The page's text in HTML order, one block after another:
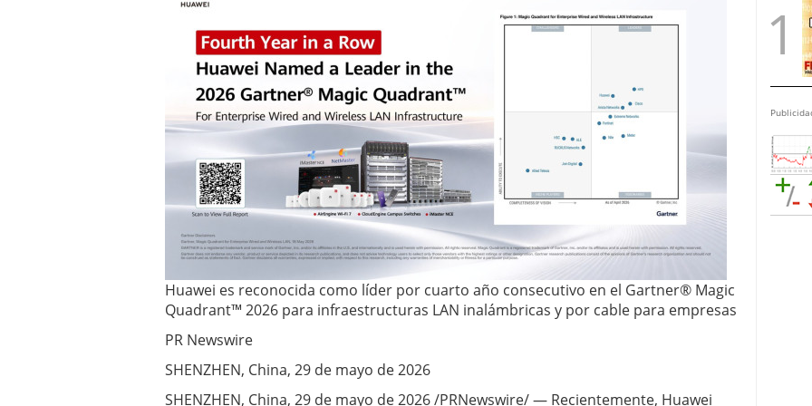
y por
cable
para
empresas
mayo 29,
2026
Huawei es reconocida como líder por cuarto año consecutivo en el Gartner® Magic
Quadrant™ 2026 para infraestructuras LAN inalámbricas y por cable para empresas
PR Newswire
SHENZHEN, China, 29 de mayo de 2026
SHENZHEN, China, 29 de mayo de 2026 /PRNewswire/ — Recientemente, Huawei